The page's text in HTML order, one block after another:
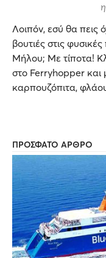
Λοιπόν, εσύ θα πεις
βουτιές στις
Μήλου; Με τίποτα!
στο Ferryhopper και
καρπουζόπιτα,
ΠΡΟΣΦΑΤΟ ΑΡΘΡΟ